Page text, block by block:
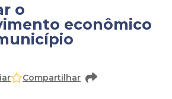
o
econômico
para acessar o conteúdo
Compartilhar